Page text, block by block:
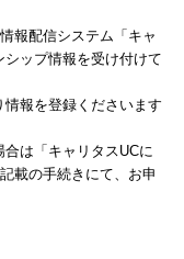
報配信システム「キャ
シップ情報を受け付けて
報を登録くださいます
は「キャリタスUCに
載の手続きにて、お申